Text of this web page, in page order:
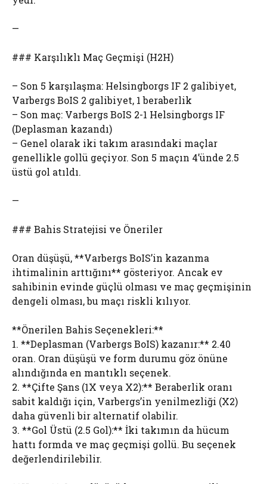
—
### Karşılıklı Maç Geçmişi (H2H)
– Son 5 karşılaşma: Helsingborgs IF 2 galibiyet,
Varbergs BoIS 2 galibiyet, 1 beraberlik
– Son maç: Varbergs BoIS 2-1 Helsingborgs IF
(Deplasman kazandı)
– Genel olarak iki takım arasındaki maçlar
genellikle gollü geçiyor. Son 5 maçın 4’ünde 2.5
üstü gol atıldı.
—
### Bahis Stratejisi ve Öneriler
Oran düşüşü, **Varbergs BoIS’in kazanma
ihtimalinin arttığını** gösteriyor. Ancak ev
sahibinin evinde güçlü olması ve maç geçmişinin
dengeli olması, bu maçı riskli kılıyor.
**Önerilen Bahis Seçenekleri:**
1. **Deplasman (Varbergs BoIS) kazanır:** 2.40
oran. Oran düşüşü ve form durumu göz önüne
alındığında en mantıklı seçenek.
2. **Çifte Şans (1X veya X2):** Beraberlik oranı
sabit kaldığı için, Varbergs’in yenilmezliği (X2)
daha güvenli bir alternatif olabilir.
3. **Gol Üstü (2.5 Gol):** İki takımın da hücum
hattı formda ve maç geçmişi gollü. Bu seçenek
değerlendirilebilir.